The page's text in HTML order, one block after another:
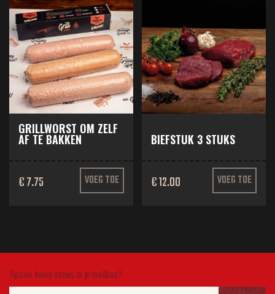
GRILLWORST OM ZELF
AF TE BAKKEN
€ 7.75 VOEG TOE
BIEFSTUK 3 STUKS
€ 12.00 VOEG TOE
Tips en leuke acties in je mailbox?